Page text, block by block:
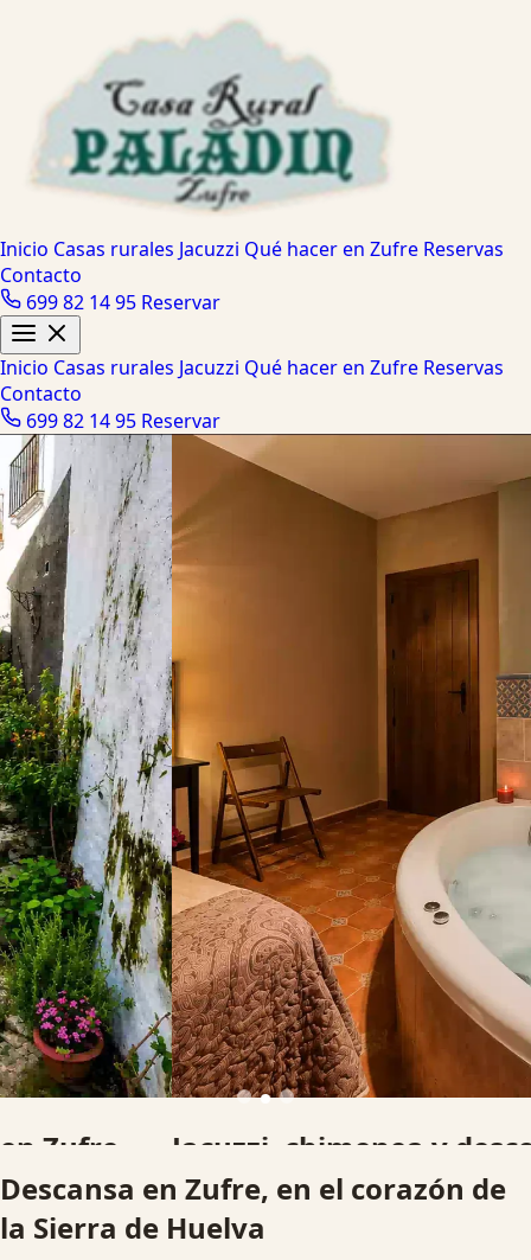
Inicio Casas rurales Jacuzzi Qué hacer en Zufre Reservas
Contacto
699 82 14 95 Reservar
Inicio Casas rurales Jacuzzi Qué hacer en Zufre Reservas
Contacto
699 82 14 95 Reservar
Jacuzzi, chimenea y desconexión
Alojamientos pensados para parejas, familias y grupos que
buscan una escapada rural diferente.
Descansa en Zufre, en el corazón de
la Sierra de Huelva